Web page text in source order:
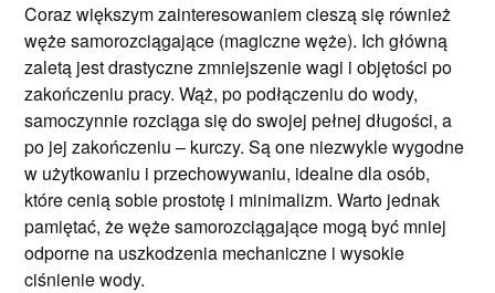
Coraz większym zainteresowaniem cieszą się również
węże samorozciągające (magiczne węże). Ich główną
zaletą jest drastyczne zmniejszenie wagi i objętości po
zakończeniu pracy. Wąż, po podłączeniu do wody,
samoczynnie rozciąga się do swojej pełnej długości, a
po jej zakończeniu – kurczy. Są one niezwykle wygodne
w użytkowaniu i przechowywaniu, idealne dla osób,
które cenią sobie prostotę i minimalizm. Warto jednak
pamiętać, że węże samorozciągające mogą być mniej
odporne na uszkodzenia mechaniczne i wysokie
ciśnienie wody.